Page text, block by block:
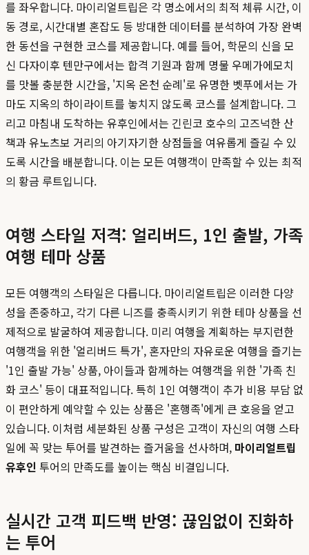
를 좌우합니다. 마이리얼트립은 각 명소에서의 최적 체류 시간, 이
동 경로, 시간대별 혼잡도 등 방대한 데이터를 분석하여 가장 완벽
한 동선을 구현한 코스를 제공합니다. 예를 들어, 학문의 신을 모
신 다자이후 텐만구에서는 합격 기원과 함께 명물 우메가에모치
를 맛볼 충분한 시간을, '지옥 온천 순례'로 유명한 벳푸에서는 가
마도 지옥의 하이라이트를 놓치지 않도록 코스를 설계합니다. 그
리고 마침내 도착하는 유후인에서는 긴린코 호수의 고즈넉한 산
책과 유노츠보 거리의 아기자기한 상점들을 여유롭게 즐길 수 있
도록 시간을 배분합니다. 이는 모든 여행객이 만족할 수 있는 최적
의 황금 루트입니다.
여행 스타일 저격: 얼리버드, 1인 출발, 가족
여행 테마 상품
모든 여행객의 스타일은 다릅니다. 마이리얼트립은 이러한 다양
성을 존중하고, 각기 다른 니즈를 충족시키기 위한 테마 상품을 선
제적으로 발굴하여 제공합니다. 미리 여행을 계획하는 부지런한
여행객을 위한 '얼리버드 특가', 혼자만의 자유로운 여행을 즐기는
'1인 출발 가능' 상품, 아이들과 함께하는 여행객을 위한 '가족 친
화 코스' 등이 대표적입니다. 특히 1인 여행객이 추가 비용 부담 없
이 편안하게 예약할 수 있는 상품은 '혼행족'에게 큰 호응을 얻고
있습니다. 이처럼 세분화된 상품 구성은 고객이 자신의 여행 스타
일에 꼭 맞는 투어를 발견하는 즐거움을 선사하며, 마이리얼트립
유후인 투어의 만족도를 높이는 핵심 비결입니다.
실시간 고객 피드백 반영: 끊임없이 진화하
는 투어